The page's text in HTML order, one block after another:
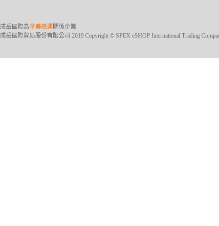
成岳國際為華美航運關係企業
成岳國際貿易股份有限公司 2019 Copyright © SPEX eSHOP International Trading